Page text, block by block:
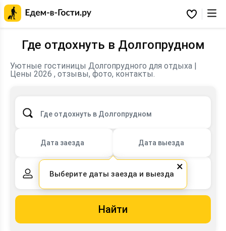
Избранное
Где отдохнуть в Долгопрудном
Уютные гостиницы Долгопрудного для отдыха |
Цены 2026 , отзывы, фото, контакты.
Бронирование отелей для отдыха, командировки или
ночлега на сайте edem-v-gosti.ru.
Где отдохнуть в Долгопрудном
Дата заезда Дата выезда
2 взрослых,0 детей
Найти
×
Выберите даты заезда и выезда